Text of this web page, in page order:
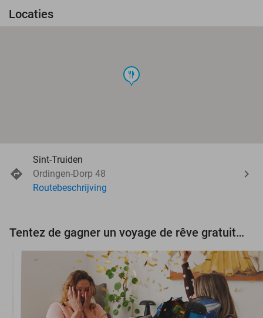
Locaties
food
Sint-Truiden
Ordingen-Dorp 48
Routebeschrijving
Tentez de gagner un voyage de rêve gratuit d'une valeur de 3.000 € !